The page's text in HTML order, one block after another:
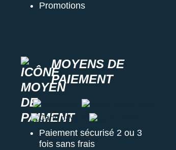
MOYENS DE
PAIEMENT
Carte visa
Carte master card
Carte paypal
Carte amex
Paiement sécurisé 2 ou 3
fois sans frais
Promotions